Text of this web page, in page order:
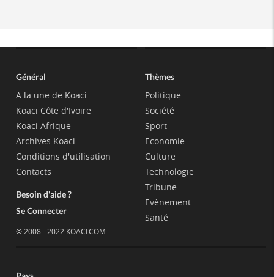
Général
A la une de Koaci
Koaci Côte d'Ivoire
Koaci Afrique
Archives Koaci
Conditions d'utilisation
Contacts
Besoin d'aide ?
Se Connecter
© 2008 - 2022 KOACI.COM
Thèmes
Politique
Société
Sport
Economie
Culture
Technologie
Tribune
Evènement
Santé